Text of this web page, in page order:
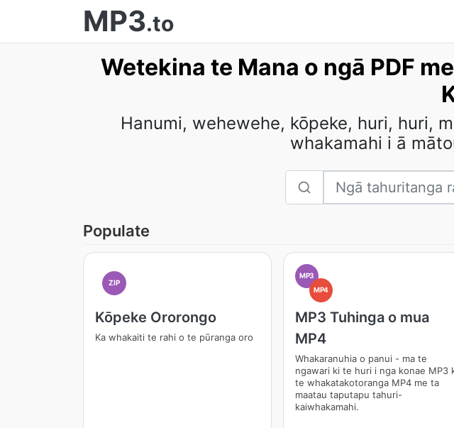
MP3.to
Wetekina te Mana o ngā PDF
Hanumi, wehewehe, kōpeke, huri, huri,
whakamahi i ā
Populate
ZIP
Kōpeke Ororongo
Ka whakaiti te rahi o te pūranga oro
MP3
MP4
MP3 Tuhinga o mua
MP4
Whakaranuhia o panui - ma te
ngawari ki te huri i nga konae MP3
te whakatakotoranga MP4 me ta
maatau taputapu tahuri-
kaiwhakamahi.